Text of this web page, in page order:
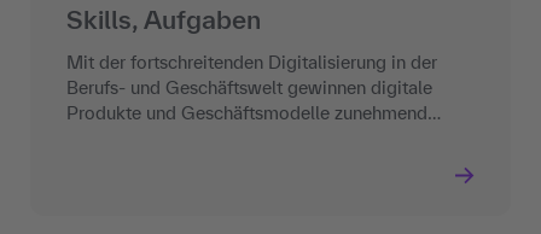
Skills, Aufgaben
Mit der fortschreitenden Digitalisierung in der
Berufs- und Geschäftswelt gewinnen digitale
Produkte und Geschäftsmodelle zunehmend…